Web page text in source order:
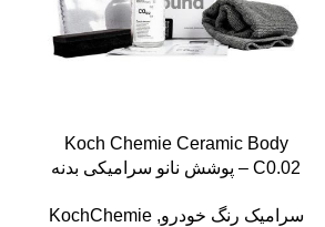
افزودن به سبد خرید
Koch Chemie Ceramic Body
C0.02 – پوشش نانو سرامیکی بدنه
ماه
سرامیک رنگ خودرو,
KochChemie